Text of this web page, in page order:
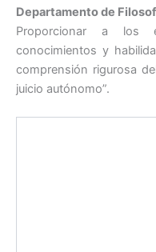
Departamento de
Proporcionar a los
conocimientos y
comprensión rigurosa
juicio autónomo”.